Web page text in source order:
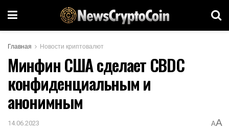
Главная Новости криптовалют
Минфин США сделает CBDC
конфиденциальным и
анонимным
14.06.2023 AA